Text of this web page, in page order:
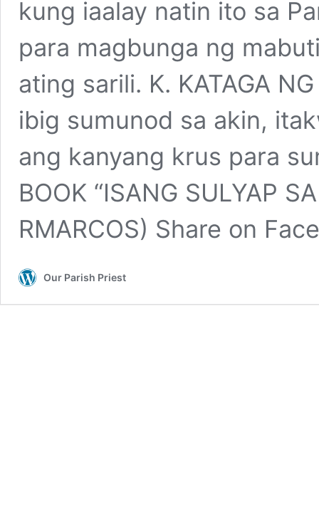
kung iaalay natin ito sa
para magbunga ng
ating sarili. K. KATAGA
ibig sumunod sa akin,
ang kanyang krus para
BOOK “ISANG SULYAP
RMARCOS) Share on
Our Parish Priest